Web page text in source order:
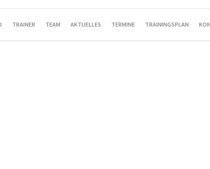
TRAINER TEAM AKTUELLES TERMINE TRAININGSPLAN